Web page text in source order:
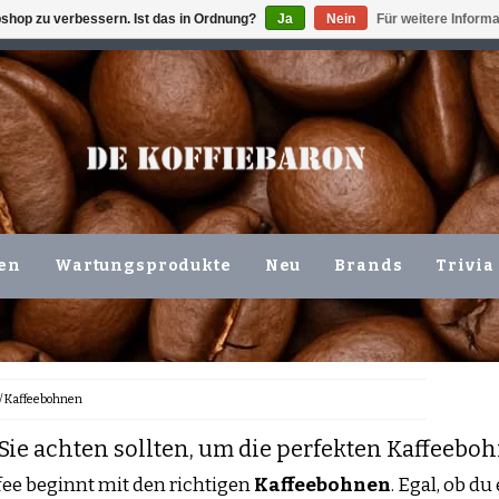
VOLGENDE WERKDAG !!! ODER ABHOLUNG IN DEN
Wartungsprodukte Neu Brands Trivia
/Kaffeebohnen
achten sollten, um die perfekten
beginnt mit den richtigenKaffeebohnen. Egal, ob
zu verbessern. Ist das in Ordnung? Ja Nein Für weitere